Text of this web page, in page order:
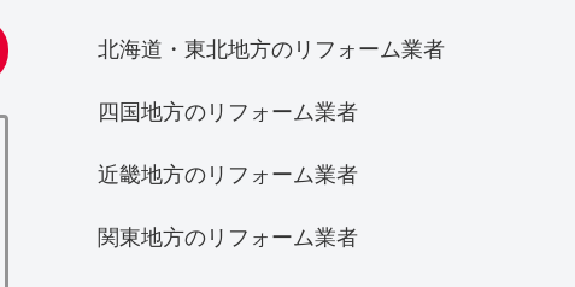
北海道・東北地方のリフォーム業者
四国地方のリフォーム業者
近畿地方のリフォーム業者
関東地方のリフォーム業者